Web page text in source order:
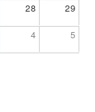
28 29
4 5